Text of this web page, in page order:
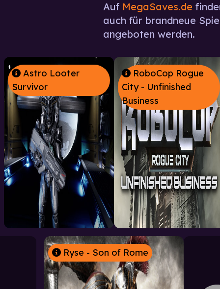
Auf MegaSaves.de
auch für brandneue
angeboten werden.
Astro Looter
Survivor
RoboCop Rogue
City - Unfinished
Business
Ryse - Son of Rome